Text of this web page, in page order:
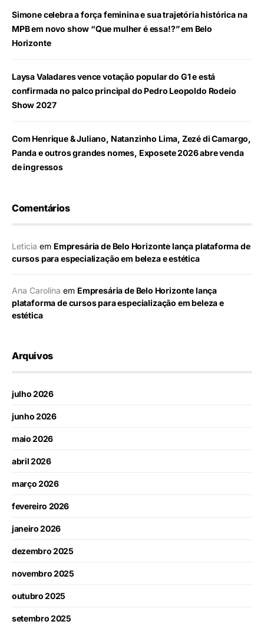
Simone celebra a força feminina e sua trajetória histórica na
MPB em novo show “Que mulher é essa!?” em Belo
Horizonte
Laysa Valadares vence votação popular do G1 e está
confirmada no palco principal do Pedro Leopoldo Rodeio
Show 2027
Com Henrique & Juliano, Natanzinho Lima, Zezé di Camargo,
Panda e outros grandes nomes, Exposete 2026 abre venda
de ingressos
Comentários
Leticia em Empresária de Belo Horizonte lança plataforma de
cursos para especialização em beleza e estética
Ana Carolina em Empresária de Belo Horizonte lança
plataforma de cursos para especialização em beleza e
estética
Arquivos
julho 2026
junho 2026
maio 2026
abril 2026
março 2026
fevereiro 2026
janeiro 2026
dezembro 2025
novembro 2025
outubro 2025
setembro 2025